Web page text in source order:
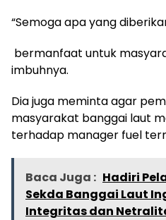
“Semoga apa yang
bermanfaat untuk
imbuhnya.
Dia juga meminta agar
masyarakat banggai laut
terhadap manager fuel
Baca Juga : Hadiri
Sekda Banggai Laut
Integritas dan